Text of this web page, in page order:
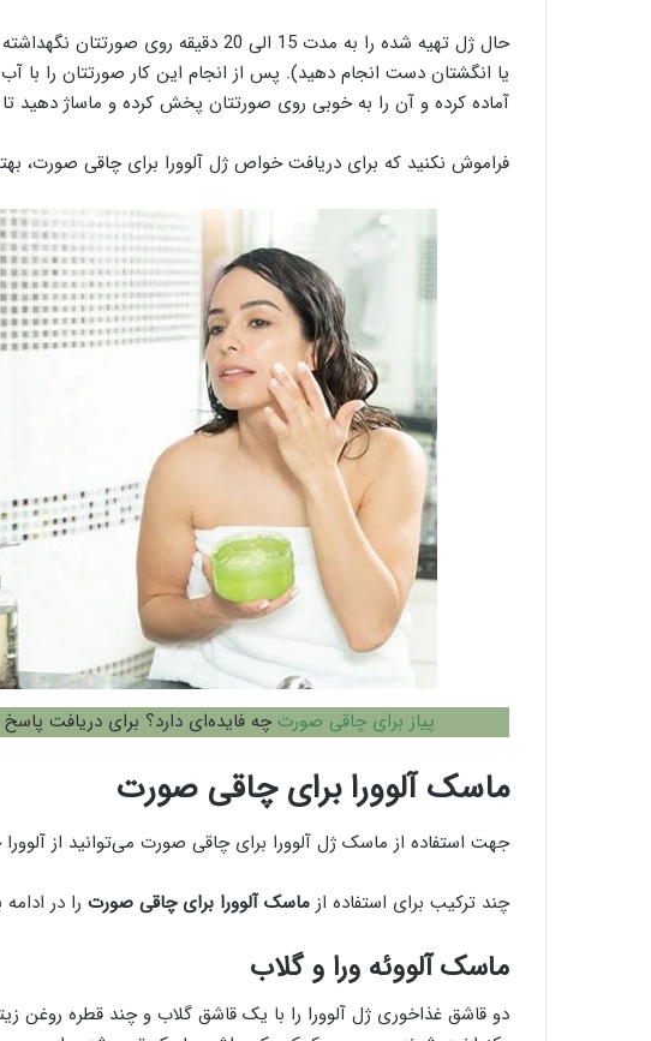
حال ژل تهیه شده را به مدت 15 الی 20 دقیقه
یا انگشتان دست انجام دهید). پس از انجام این کار صورتتان را با
آماده کرده و آن را به خوبی روی صورتتان پخش کرده و ماساژ
فراموش نکنید که برای دریافت خواص ژل آلوورا برای چاقی صورت،
پیاز برای چاقی صورت چه فایده‌ای دارد؟ برای دریافت
ماسک آلوورا برای چاقی صورت
جهت استفاده از ماسک ژل آلوورا برای چاقی صورت می‌توانید از
چند ترکیب برای استفاده از ماسک آلوورا برای چاقی صورت را در
ماسک آلووئه ورا و گلاب
دو قاشق غذاخوری ژل آلوورا را با یک قاشق گلاب و چند قطره روغن